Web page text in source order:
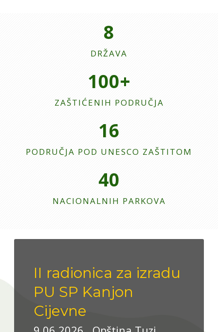
8
DRŽAVA
100+
ZAŠTIĆENIH PODRUČJA
16
PODRUČJA POD UNESCO ZAŠTITOM
40
NACIONALNIH PARKOVA
II radionica za izradu
PU SP Kanjon
Cijevne